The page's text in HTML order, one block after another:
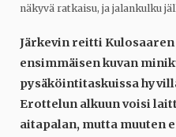
näkyvä ratkaisu, ja jalankulku
Järkevin reitti
ensimmäisen kuvan
pysäköintitaskuissa
Erottelun alkuun voisi
aitapalan, mutta muuten